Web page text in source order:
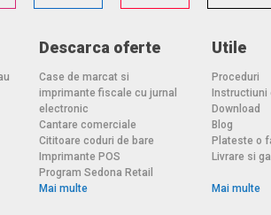
Descarca oferte
Case de marcat si
imprimante fiscale cu jurnal
electronic
Cantare comerciale
Cititoare coduri de bare
Imprimante POS
Program Sedona Retail
Mai multe
Utile
Proceduri
Instructiuni
Download
Blog
Plateste o
Livrare si
Mai multe